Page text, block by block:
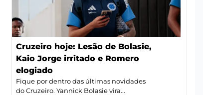
Cruzeiro hoje: Lesão de Bolasie,
Kaio Jorge irritado e Romero
elogiado
Fique por dentro das últimas novidades
do Cruzeiro. Yannick Bolasie vira...